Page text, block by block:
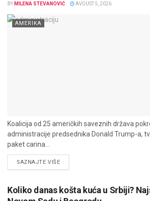
BY MILENA STEVANOVIĆ AVGUST 5, 2026
AMERIKA
Koalicija od 25 američkih saveznih država
administracije predsednika Donald Trump-a,
paket carina...
SAZNAJTE VIŠEDETAILS
Koliko danas košta kuća u Srbiji?